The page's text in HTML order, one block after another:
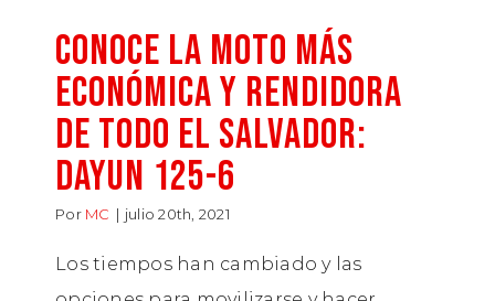
Conoce la moto más
económica y rendidora
de todo El Salvador:
Dayun 125-6
Por MC | julio 20th, 2021
Los tiempos han cambiado y las